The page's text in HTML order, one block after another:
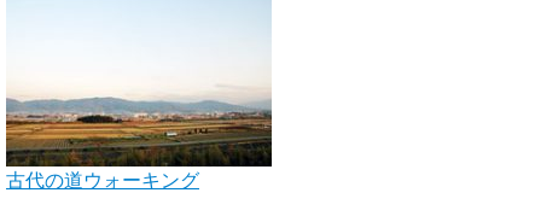
古代の道ウォーキング